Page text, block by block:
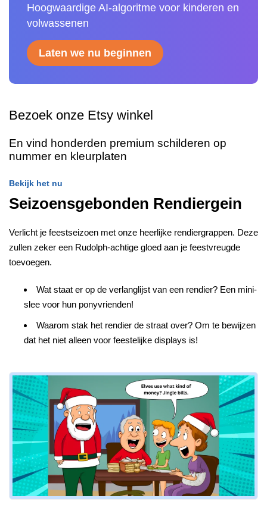
Hoogwaardige AI-algoritme voor kinderen en
volwassenen
Laten we nu beginnen
Bezoek onze Etsy winkel
En vind honderden premium schilderen op
nummer en kleurplaten
Bekijk het nu
Seizoensgebonden Rendiergein
Verlicht je feestseizoen met onze heerlijke rendiergrappen. Deze
zullen zeker een Rudolph-achtige gloed aan je feestvreugde
toevoegen.
Wat staat er op de verlanglijst van een rendier? Een mini-
slee voor hun ponyvrienden!
Waarom stak het rendier de straat over? Om te bewijzen
dat het niet alleen voor feestelijke displays is!